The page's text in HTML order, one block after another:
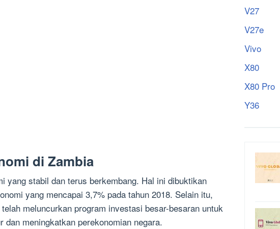
di Zambia
yang stabil dan terus berkembang. Hal ini dibuktikan
yang mencapai 3,7% pada tahun 2018. Selain itu,
meluncurkan program investasi besar-besaran untuk
dan meningkatkan perekonomian negara.
V27
V27e
Vivo
X80
X80 Pro
Y36